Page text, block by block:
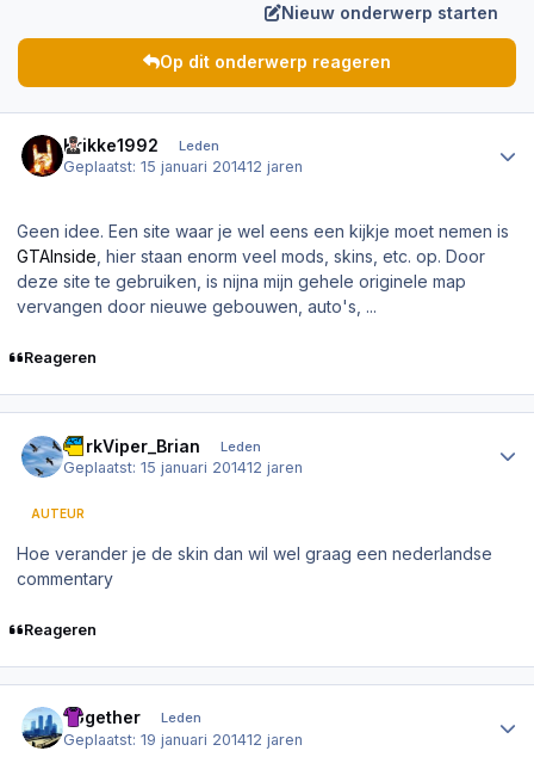
Nieuw onderwerp starten
Op dit onderwerp reageren
Krikke1992 Leden
Geplaatst:15 januari 201412 jaren
Geen idee. Een site waar je wel eens een kijkje moet nemen is
GTAInside , hier staan enorm veel mods, skins, etc. op. Door
deze site te gebruiken, is nijna mijn gehele originele map
vervangen door nieuwe gebouwen, auto's, ...
Reageren
DarkViper_Brian Leden
Geplaatst:15 januari 201412 jaren
AUTEUR
Hoe verander je de skin dan wil wel graag een nederlandse
commentary
Reageren
Together Leden
Geplaatst:19 januari 201412 jaren